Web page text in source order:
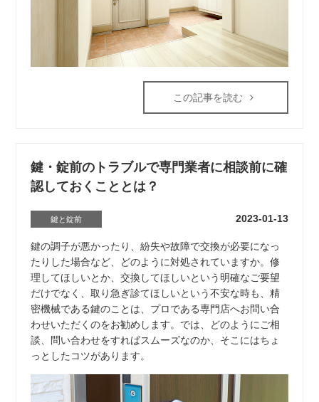
この記事を読む
鍵・錠前のトラブルで専門業者に相談前に確
認しておくこととは？
鍵と錠前 2023-01-13
鍵の調子が悪かったり、紛失や故障で交換が必要になっ
たりした場合など、どのように対処されていますか。修
理してほしいとか、交換してほしいという明確なご要望
だけでなく、取り急ぎ診てほしいという不安な時も、精
密機械である鍵のことは、プロである専門店へお問い合
わせいただくのをお勧めします。では、どのようにご相
談、問い合わせをすればスムーズなのか、そこにはちょ
っとしたコツがあります。